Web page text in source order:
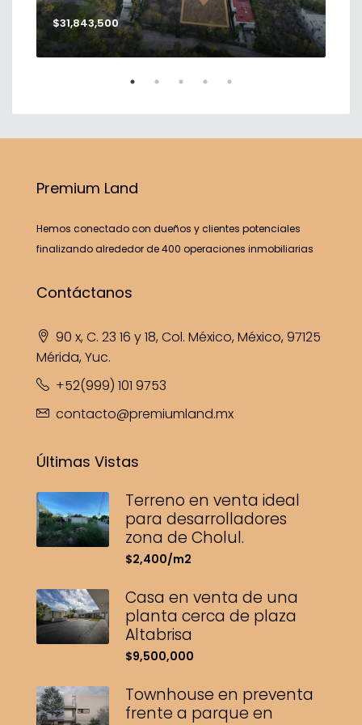
$31,843,500
Premium Land
Hemos conectado con dueños y clientes potenciales
finalizando alrededor de 400 operaciones inmobiliarias
Contáctanos
90 x, C. 23 16 y 18, Col. México, México, 97125
Mérida, Yuc.
+52(999) 101 9753
contacto@premiumland.mx
Últimas Vistas
Terreno en venta ideal
para desarrolladores
zona de Cholul.
$2,400/m2
Casa en venta de una
planta cerca de plaza
Altabrisa
$9,500,000
Townhouse en preventa
frente a parque en